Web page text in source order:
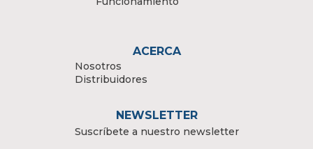
ACERCA
Nosotros
Distribuidores
NEWSLETTER
Suscríbete a nuestro newsletter